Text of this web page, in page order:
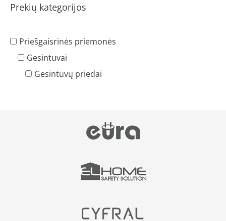
Prekių kategorijos
Priešgaisrinės priemonės
Gesintuvai
Gesintuvų priedai